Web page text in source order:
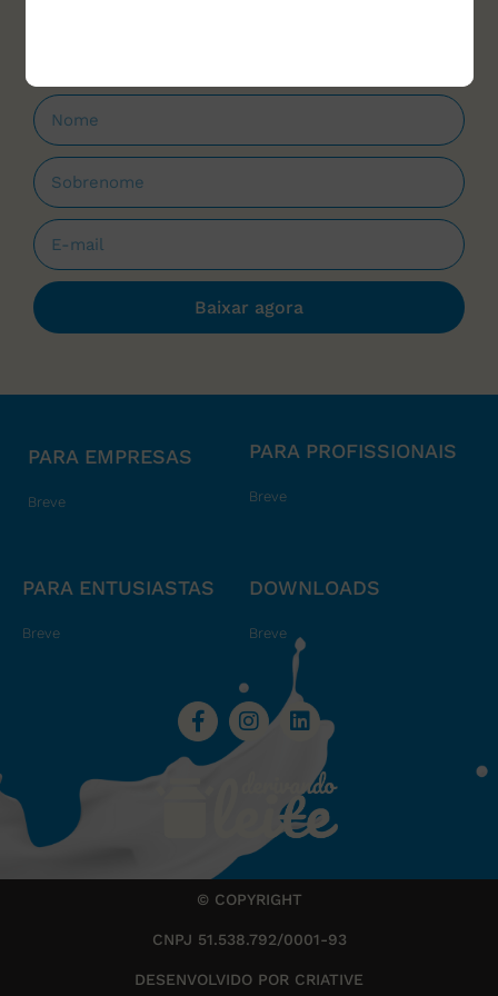
Baixar agora
PARA EMPRESAS
Breve
PARA PROFISSIONAIS
Breve
PARA ENTUSIASTAS
Breve
DOWNLOADS
Breve
© COPYRIGHT
CNPJ 51.538.792/0001-93
DESENVOLVIDO POR CRIATIVE